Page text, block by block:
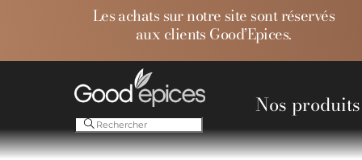
Les achats sur notre site sont réservés
aux clients Good’Epices.
Nos produits